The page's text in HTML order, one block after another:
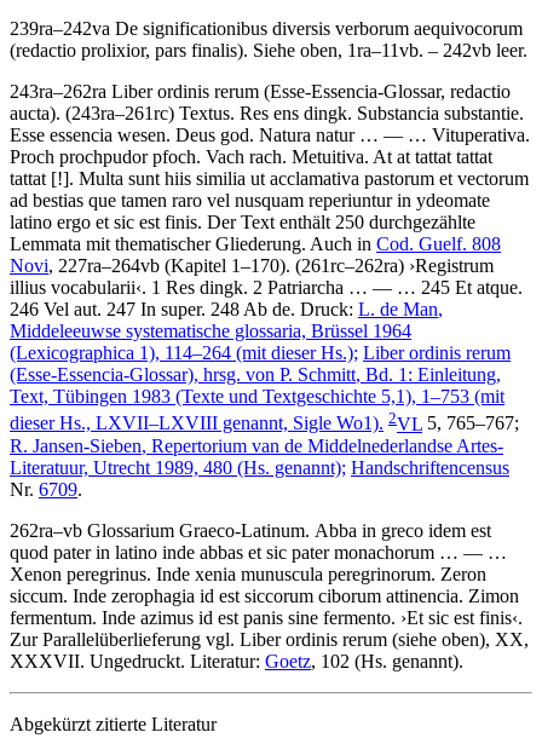
239ra–242va De significationibus diversis verborum aequivocorum
(redactio prolixior, pars finalis). Siehe oben, 1ra–11vb. – 242vb leer.
243ra–262ra Liber ordinis rerum (Esse-Essencia-Glossar, redactio
aucta). (243ra–261rc) Textus. Res ens dingk. Substancia substantie.
Esse essencia wesen. Deus god. Natura natur… — … Vituperativa.
Proch prochpudor pfoch. Vach rach. Metuitiva. At at tattat tattat
tattat [!]. Multa sunt hiis similia ut acclamativa pastorum et vectorum
ad bestias que tamen raro vel nusquam reperiuntur in ydeomate
latino ergo et sic est finis. Der Text enthält 250 durchgezählte
Lemmata mit thematischer Gliederung. Auch in Cod. Guelf. 808
Novi, 227ra–264vb (Kapitel 1–170). (261rc–262ra) ›Registrum
illius vocabularii‹. 1 Res dingk. 2 Patriarcha … — … 245 Et atque.
246 Vel aut. 247 In super. 248 Ab de. Druck: L. de Man,
Middeleeuwse systematische glossaria, Brüssel 1964
(Lexicographica 1), 114–264 (mit dieser Hs.); Liber ordinis rerum
(Esse-Essencia-Glossar), hrsg. von P. Schmitt, Bd. 1: Einleitung,
Text, Tübingen 1983 (Texte und Textgeschichte 5,1), 1–753 (mit
dieser Hs., LXVII–LXVIII genannt, Sigle Wo1). 2VL 5, 765–767;
R. Jansen-Sieben, Repertorium van de Middelnederlandse Artes-
Literatuur, Utrecht 1989, 480 (Hs. genannt); Handschriftencensus
Nr. 6709.
262ra–vb Glossarium Graeco-Latinum. Αbba in greco idem est
quod pater in latino inde abbas et sic pater monachorum … — …
Xenon peregrinus. Inde xenia munuscula peregrinorum. Zeron
siccum. Inde zerophagia id est siccorum ciborum attinencia. Zimon
fermentum. Inde azimus id est panis sine fermento. ›Et sic est finis‹.
Zur Parallelüberlieferung vgl. Liber ordinis rerum (siehe oben), XX,
XXXVII. Ungedruckt. Literatur: Goetz, 102 (Hs. genannt).
Abgekürzt zitierte Literatur